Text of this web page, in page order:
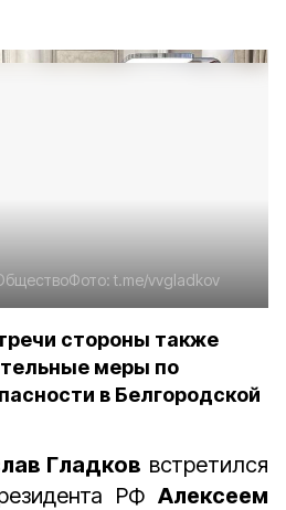
Фото: t.me/vvgladkov
стороны также
меры по
в Белгородской
Гладков встретился
РФ Алексеем